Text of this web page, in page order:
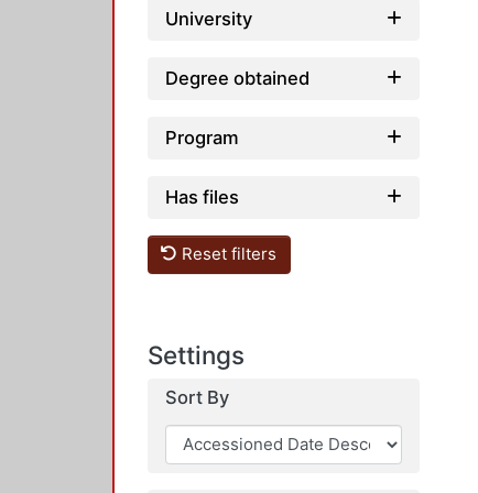
University
Degree obtained
Program
Has files
Reset filters
Settings
Sort By